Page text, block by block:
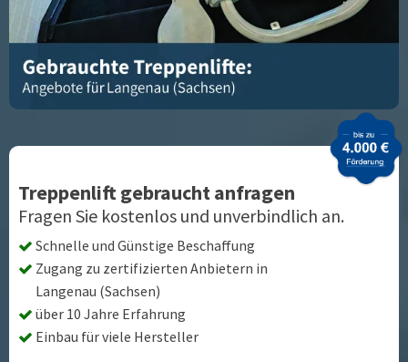
Treppenlift gebraucht anfragen
Fragen Sie kostenlos und unverbindlich an.
Schnelle und Günstige Beschaffung
Zugang zu zertifizierten Anbietern in
Langenau (Sachsen)
über 10 Jahre Erfahrung
Einbau für viele Hersteller